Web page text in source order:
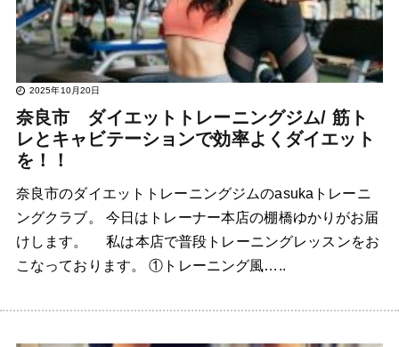
2025年10月20日
奈良市 ダイエットトレーニングジム/ 筋ト
レとキャビテーションで効率よくダイエット
を！！
奈良市のダイエットトレーニングジムのasukaトレーニ
ングクラブ。 今日はトレーナー本店の棚橋ゆかりがお届
けします。 私は本店で普段トレーニングレッスンをお
こなっております。 ①トレーニング風…..